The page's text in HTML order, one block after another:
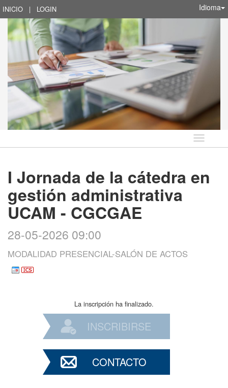
INICIO | LOGIN Idioma
Idioma
I Jornada de la cátedra en
gestión administrativa
UCAM - CGCGAE
28-05-2026 09:00
MODALIDAD PRESENCIAL-SALÓN DE ACTOS
La inscripción ha finalizado.
INSCRIBIRSE
CONTACTO